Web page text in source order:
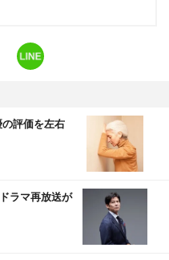
評価を左右
ラマ再放送が